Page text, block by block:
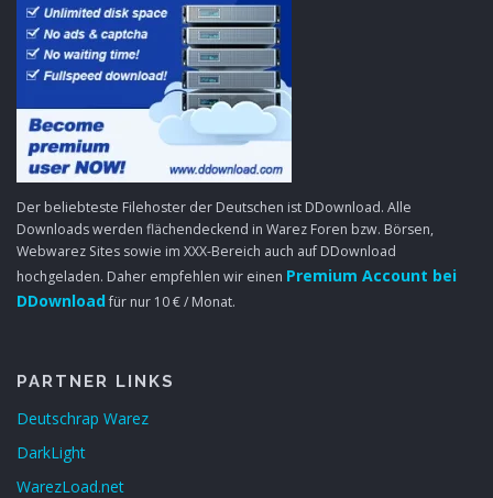
Der beliebteste Filehoster der Deutschen ist DDownload. Alle
Downloads werden flächendeckend in Warez Foren bzw. Börsen,
Webwarez Sites sowie im XXX-Bereich auch auf DDownload
hochgeladen. Daher empfehlen wir einen Premium Account bei
DDownloadfür nur 10 € / Monat.
PARTNER LINKS
Deutschrap Warez
DarkLight
WarezLoad.net